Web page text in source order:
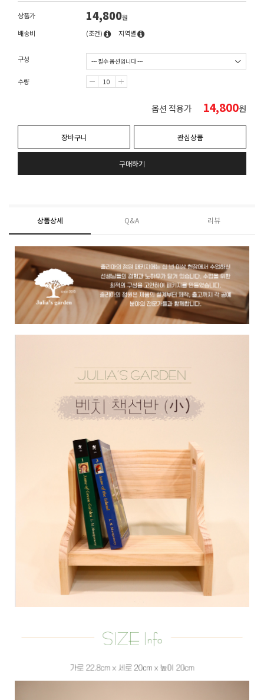
상품가 14,800원
배송비
(조건) 지역별
구성
수량
옵션 적용가 14,800원
장바구니 관심상품
구매하기
상품상세 Q&A 리뷰